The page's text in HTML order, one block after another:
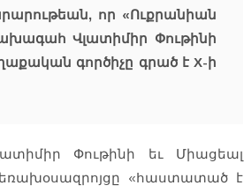
որ «Ուքրանիան
Վլատիմիր Փութինի
գործիչը գրած է X-ի
Փութինի եւ Միացեալ
«հաստատած է